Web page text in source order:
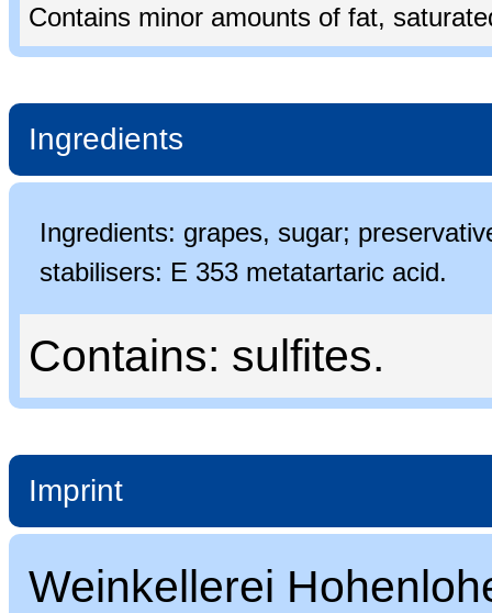
Contains minor amounts of fat,
Ingredients
Ingredients: grapes, sugar;
stabilisers: E 353 metatartaric acid.
Contains: sulfites.
Imprint
Weinkellerei